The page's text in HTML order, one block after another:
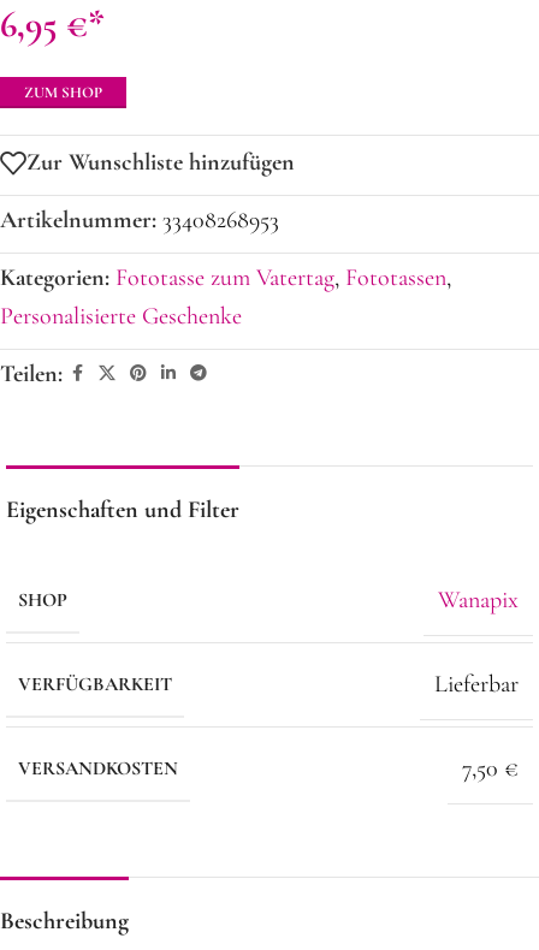
6,95 €
ZUM SHOP
Zur Wunschliste hinzufügen
Artikelnummer: 33408268953
Kategorien: Fototasse zum Vatertag, Fototassen,
Personalisierte Geschenke
Teilen:
Eigenschaften und Filter
SHOP Wanapix
VERFÜGBARKEIT Lieferbar
VERSANDKOSTEN 7,50 €
Beschreibung